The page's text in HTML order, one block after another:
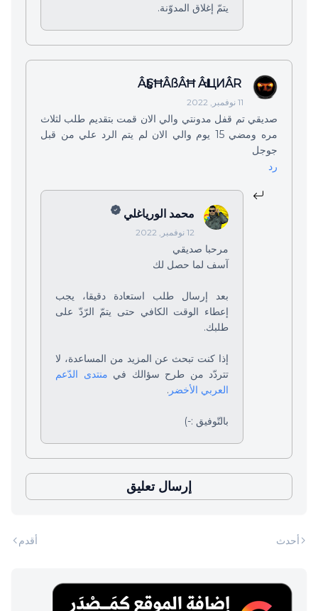
يتمّ إغلاق المدوّنة.
ÂĿ.§ĦÂßÂĦ ÂĿ.ĿЦИÂR
11 نوفمبر, 2022
صديقي تم قفل مدونتي والي الان قمت بتقديم طلب لثلاث
مره ومضي 15 يوم والي الان لم يتم الرد علي من قبل
جوجل
رد
محمد الورياغلي
12 نوفمبر, 2022
مرحبا صديقي
آسف لما حصل لك
بعد إرسال طلب استعادة دقيقا، يجب
إعطاء الوقت الكافي حتى يتمّ الرّدّ على
طلبك.
إذا كنت تبحث عن المزيد من المساعدة، لا
تتردّد من طرح سؤالك في منتدى الدّعم
العربي الأخضر .
بالتّوفيق :-)
إرسال تعليق
أحدث أقدم